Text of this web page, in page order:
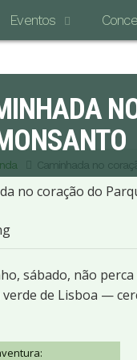
Eventos
Caminhada no
sábado, não
de Lisboa —